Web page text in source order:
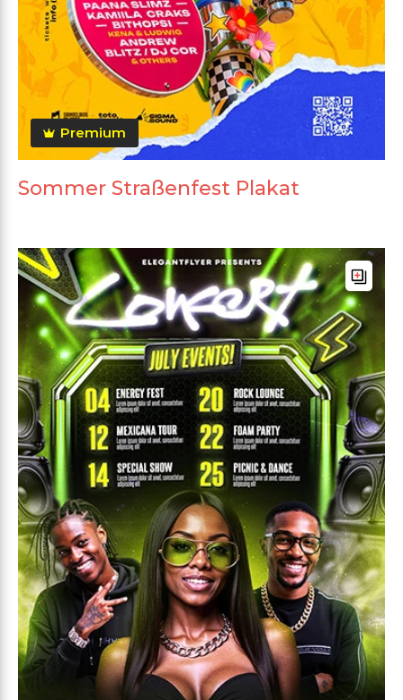
Premium
Sommer Straßenfest Plakat